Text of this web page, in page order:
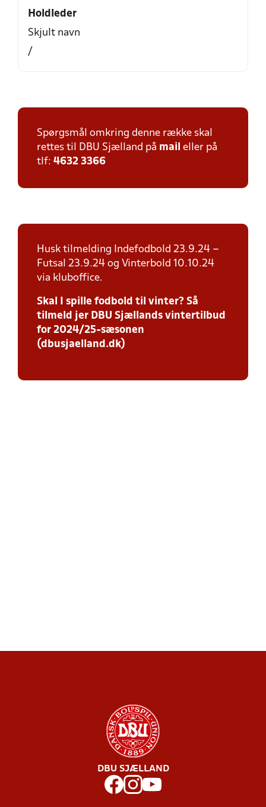
Holdleder
Skjult navn
/
Spørgsmål omkring denne række skal
rettes til DBU Sjælland på mail eller på
tlf: 4632 3366
Husk tilmelding Indefodbold 23.9.24 –
Futsal 23.9.24 og Vinterbold 10.10.24
via kluboffice.
Skal I spille fodbold til vinter? Så
tilmeld jer DBU Sjællands vintertilbud
for 2024/25-sæsonen
(dbusjaelland.dk)
DBU SJÆLLAND